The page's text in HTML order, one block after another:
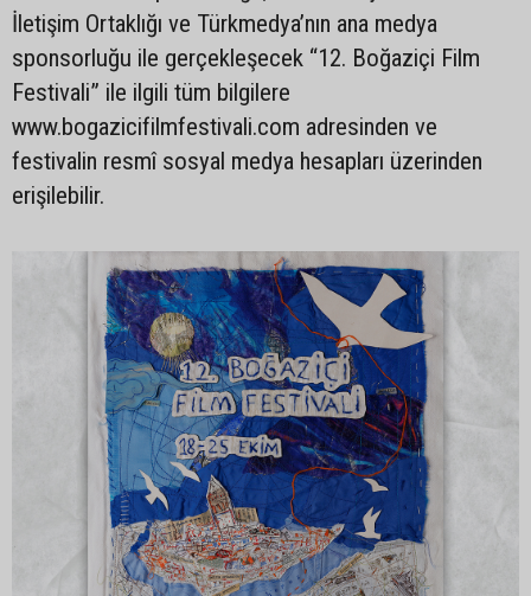
İletişim Ortaklığı ve Türkmedya’nın ana medya
sponsorluğu ile gerçekleşecek “12. Boğaziçi Film
Festivali” ile ilgili tüm bilgilere
www.bogazicifilmfestivali.com adresinden ve
festivalin resmî sosyal medya hesapları üzerinden
erişilebilir.